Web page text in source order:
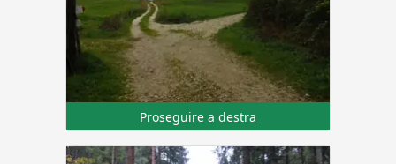
Proseguire a destra